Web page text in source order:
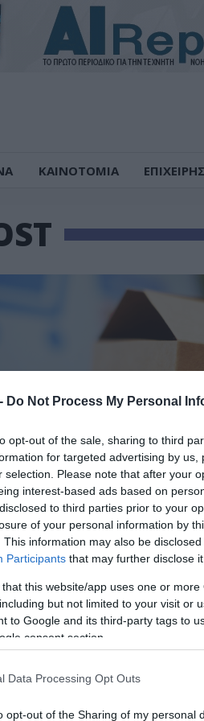
Do Not Process My Personal
opt-out of the sale, sharing to third
for targeted advertising by
selection. Please note that after your
interest-based ads based on
to third parties prior to your
of your personal information by
This information may also be
Participants that may further disclose
that this website/app uses one or
but not limited to your visit or
to Google and its third-party tags to
consent section.
Data Processing Opt Outs
opt-out of the Sharing of my personal
ΚΑΙΝΟΤΟΜΙΑ